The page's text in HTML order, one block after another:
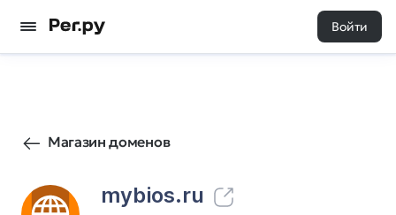
Войти
Магазин доменов
mybios.ru
11 0